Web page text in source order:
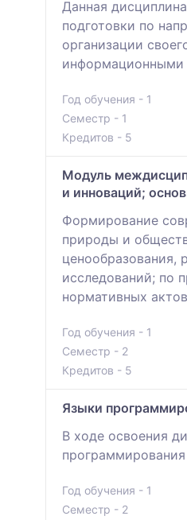
Данная
подготовки по
организации
информационными
Год обучения - 1
Семестр - 1
Кредитов - 5
Модуль
и инноваций;
Формирование
природы и
ценообразования,
исследований; по
нормативных
Год обучения - 1
Семестр - 2
Кредитов - 5
Языки
В ходе освоения
Год обучения - 1
Семестр - 2